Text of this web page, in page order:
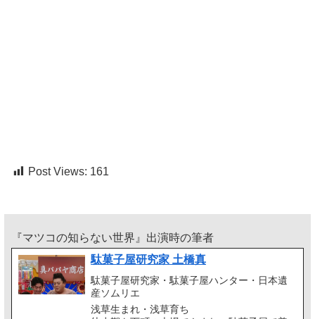
Post Views: 161
『マツコの知らない世界』出演時の筆者
駄菓子屋研究家 土橋真
駄菓子屋研究家・駄菓子屋ハンター・日本遺
産ソムリエ
浅草生まれ・浅草育ち